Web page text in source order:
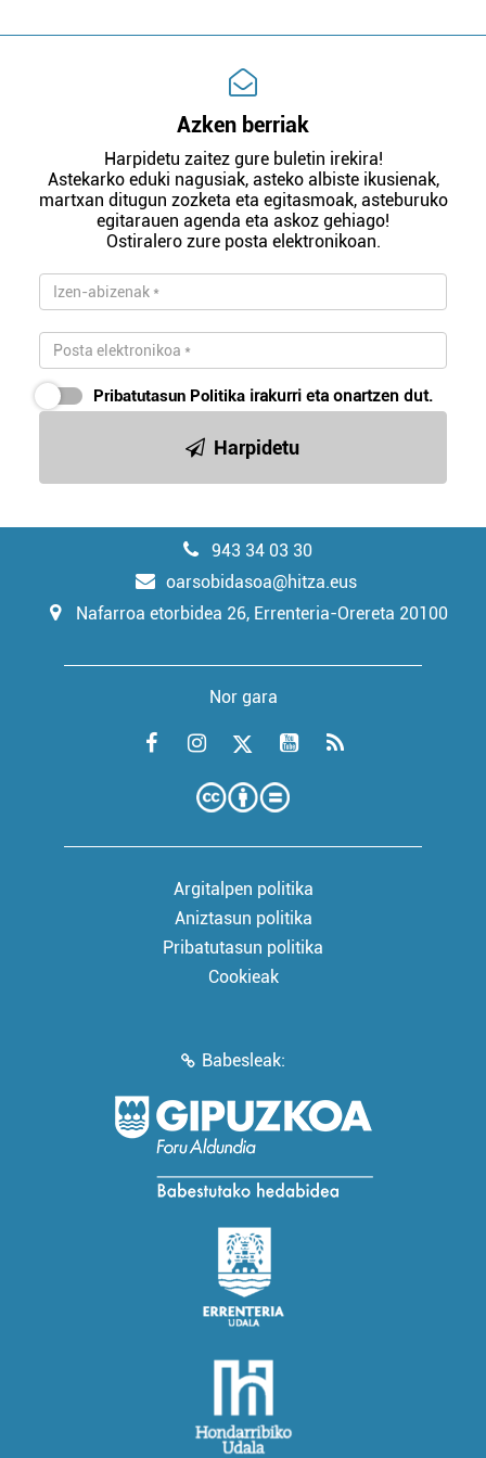
Azken berriak
Harpidetu zaitez gure buletin irekira!
Astekarko eduki nagusiak, asteko albiste ikusienak,
martxan ditugun zozketa eta egitasmoak, asteburuko
egitarauen agenda eta askoz gehiago!
Ostiralero zure posta elektronikoan.
Pribatutasun Politika irakurri eta onartzen dut.
Harpidetu
943 34 03 30
oarsobidasoa@hitza.eus
Nafarroa etorbidea 26, Errenteria-Orereta 20100
Nor gara
Argitalpen politika
Aniztasun politika
Pribatutasun politika
Cookieak
Babesleak: